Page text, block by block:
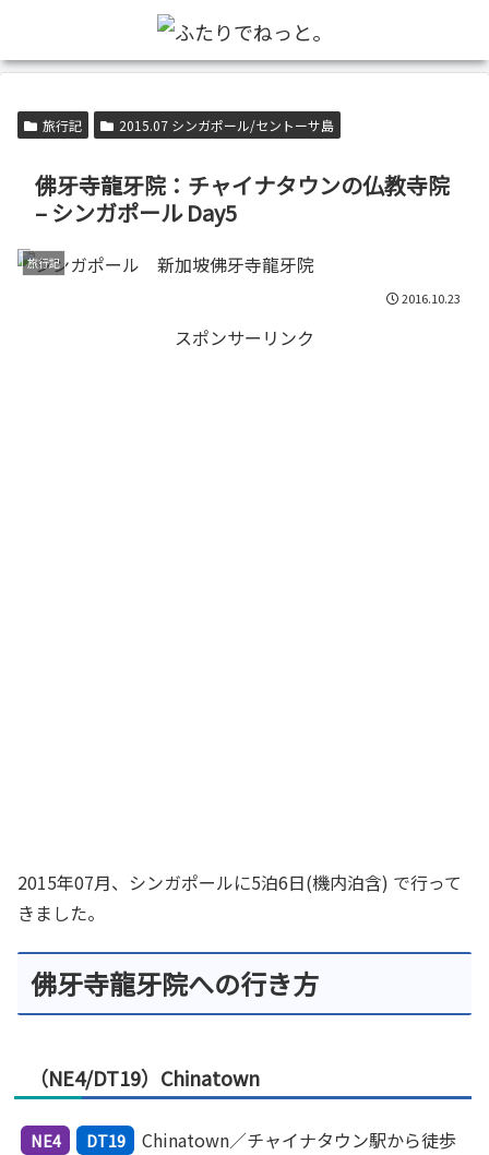
旅行記 2015.07 シンガポール/セントーサ島
佛牙寺龍牙院：チャイナタウンの仏教寺院
– シンガポール Day5
旅行記
2016.10.23
スポンサーリンク
2015年07月、シンガポールに5泊6日(機内泊含) で行って
きました。
佛牙寺龍牙院への行き方
（NE4/DT19）Chinatown
NE4 DT19
Chinatown／チャイナタウン駅から徒歩